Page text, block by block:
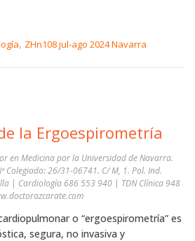
, ZHn108 jul-ago 2024 Navarra
la Ergoespirometría
en Medicina por la Universidad de Navarra.
Colegiado: 26/31-06741. C/ M, 1. Pol. Ind.
| Cardiología 686 553 940 | TDN Clínica 948
o “ergoespirometría” es
segura, no invasiva y